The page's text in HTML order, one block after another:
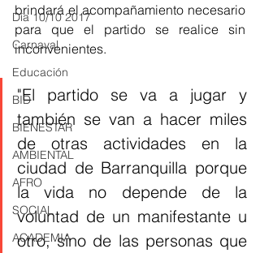
Día 10/10 2017
Carnaval
Educación
BID
BIENESTAR
AMBIENTAL
AFRO
SOCIAL
ACADEMIA
brindará el acompañamiento necesario
para que el partido se realice sin
inconvenientes.
"El partido se va a jugar y
también se van a hacer miles
de otras actividades en la
ciudad de Barranquilla porque
la vida no depende de la
voluntad de un manifestante u
otro, sino de las personas que